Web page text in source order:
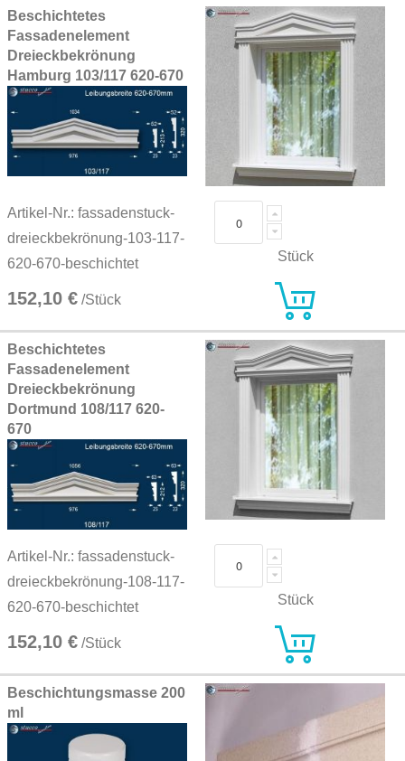
Beschichtetes
Fassadenelement
Dreieckbekrönung
Hamburg 103/117 620-670
Artikel-Nr.: fassadenstuck-
dreieckbekrönung-103-117-
620-670-beschichtet
152,10 € /Stück
Stück
Beschichtetes
Fassadenelement
Dreieckbekrönung
Dortmund 108/117 620-
670
Artikel-Nr.: fassadenstuck-
dreieckbekrönung-108-117-
620-670-beschichtet
152,10 € /Stück
Stück
Beschichtungsmasse 200
ml